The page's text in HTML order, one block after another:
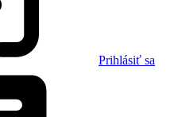
Prihlásiť sa